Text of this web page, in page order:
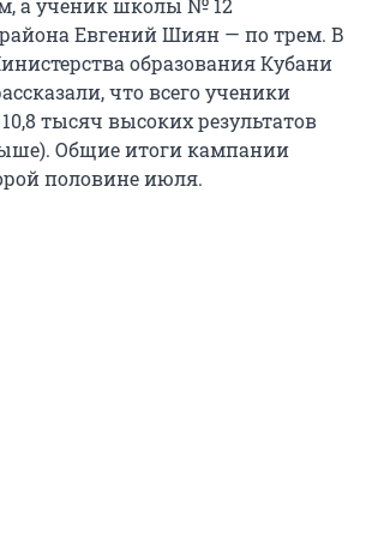
а ученик школы № 12
Евгений Шиян — по трем. В
образования Кубани
что всего ученики
тысяч высоких результатов
Общие итоги кампании
половине июля.